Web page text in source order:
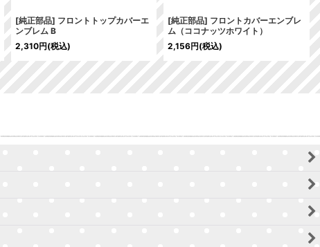
[純正部品] フロントトップカバーエ
ンブレム B
2,310円(税込)
[純正部品] フロントカバーエンブレ
ム（ココナッツホワイト）
2,156円(税込)